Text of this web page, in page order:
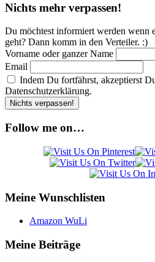
Nichts mehr verpassen!
Du möchtest informiert werden wenn
geht? Dann komm in den Verteiler. :)
Vorname oder ganzer Name
Email
Indem Du fortfährst, akzeptierst
Datenschutzerklärung.
Follow me on…
Meine Wunschlisten
Amazon WuLi
Meine Beiträge